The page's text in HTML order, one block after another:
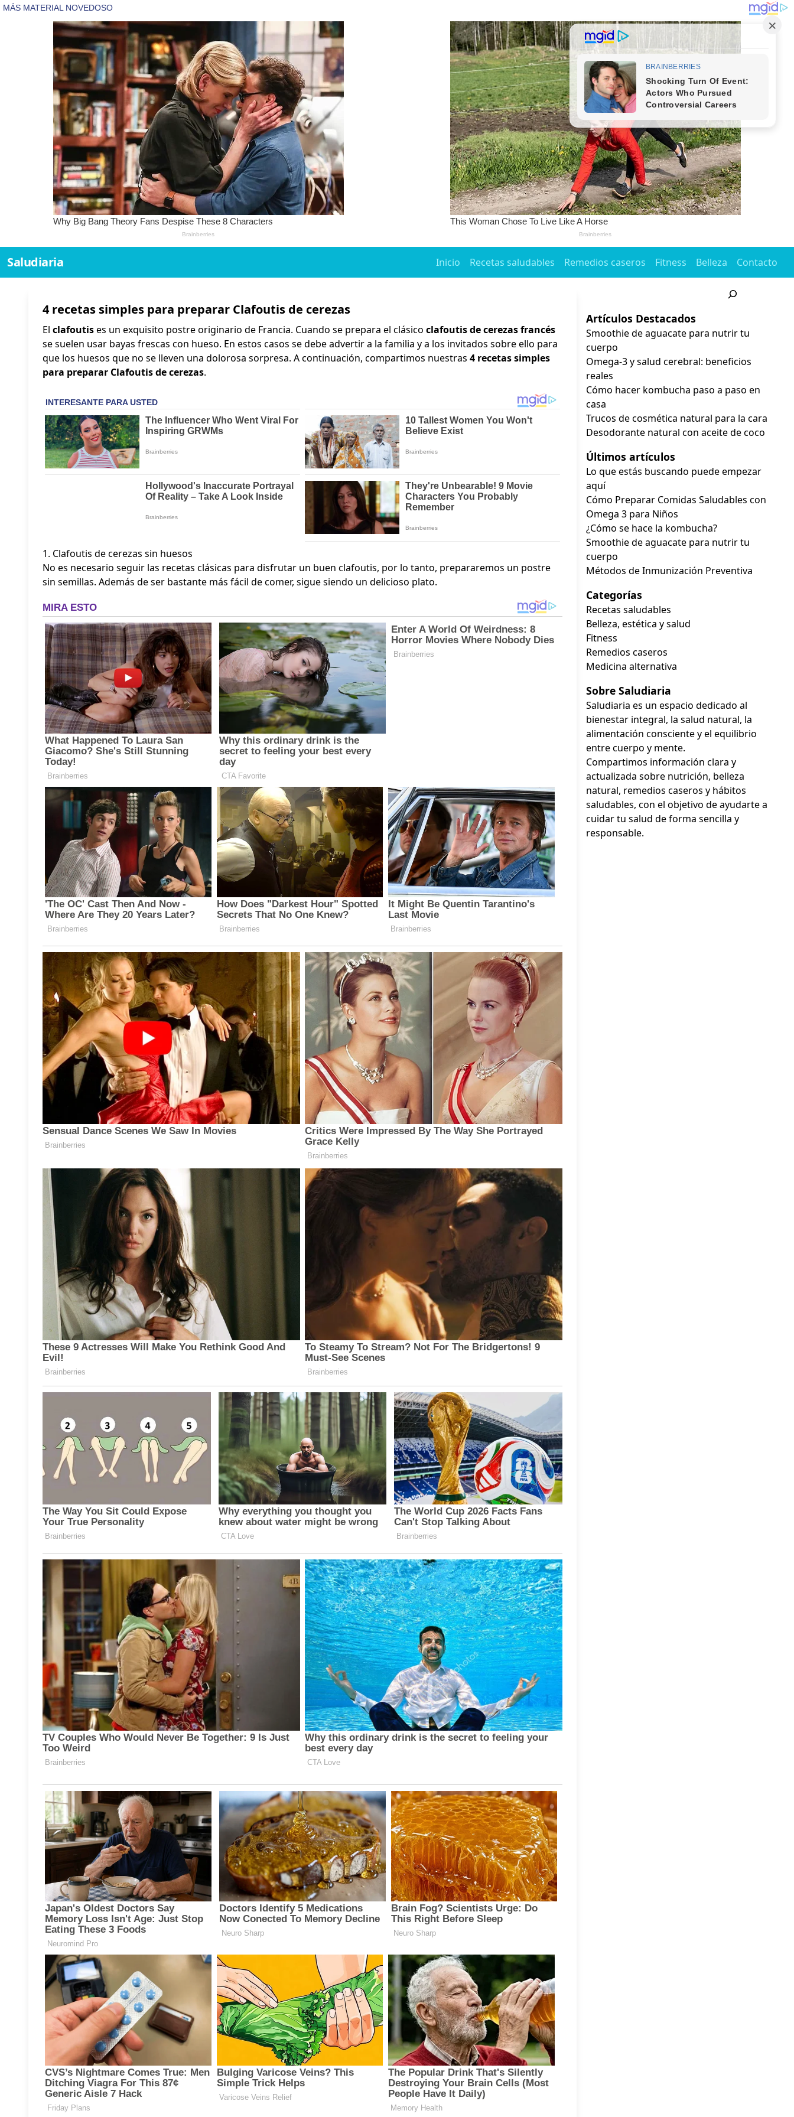
Saludiaria Inicio Recetas saludables Remedios caseros Fitness Belleza Contacto
4 recetas simples para preparar Clafoutis de cerezas
El clafoutises un exquisito postre originario de Francia. Cuando se prepara el clásico clafoutis de cerezas francés
se suelen usar bayas frescas con hueso. En estos casos se debe advertir a la familia y a los invitados sobre ello para
que los huesos que no se lleven una dolorosa sorpresa. A continuación, compartimos nuestras 4 recetas simples
para preparar Clafoutis de cerezas.
1. Clafoutis de cerezas sin huesos
No es necesario seguir las recetas clásicas para disfrutar un buen clafoutis, por lo tanto, prepararemos un postre
sin semillas. Además de ser bastante más fácil de comer, sigue siendo un delicioso plato.
Artículos Destacados
Smoothie de aguacate para nutrir tu
cuerpo
Omega-3 y salud cerebral: beneficios
reales
Cómo hacer kombucha paso a paso en
casa
Trucos de cosmética natural para la cara
Desodorante natural con aceite de coco
Últimos artículos
Lo que estás buscando puede empezar
aquí
Cómo Preparar Comidas Saludables con
Omega 3 para Niños
¿Cómo se hace la kombucha?
Smoothie de aguacate para nutrir tu
cuerpo
Métodos de Inmunización Preventiva
Categorías
Recetas saludables
Belleza, estética y salud
Fitness
Remedios caseros
Medicina alternativa
Sobre Saludiaria
Saludiaria es un espacio dedicado al
bienestar integral, la salud natural, la
alimentación consciente y el equilibrio
entre cuerpo y mente.
Compartimos información clara y
actualizada sobre nutrición, belleza
natural, remedios caseros y hábitos
saludables, con el objetivo de ayudarte a
cuidar tu salud de forma sencilla y
responsable.